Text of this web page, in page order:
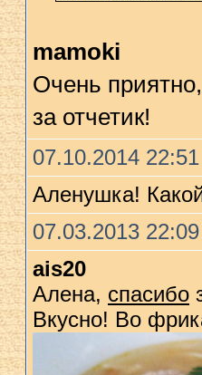
mamoki
Очень
за отчетик!
07.10.2014 22:51
Аленушка!
07.03.2013 22:09
ais20
Алена, спасибо
Вкусно! Во